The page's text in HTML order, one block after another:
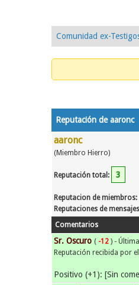
Comunidad ex-
Reputación de aaronc
aaronc
(Miembro Hierro)
Reputación total: 3
Reputacion de miembros:
Reputaciones de
Comentarios
Sr. Oscuro ( -12 ) -
Reputación recibida por el
Positivo (+1): [Sin